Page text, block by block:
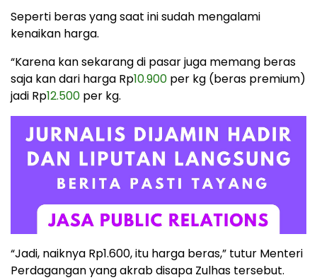
Seperti beras yang saat ini sudah mengalami
kenaikan harga.
“Karena kan sekarang di pasar juga memang beras
saja kan dari harga Rp10.900 per kg (beras premium)
jadi Rp12.500 per kg.
“Jadi, naiknya Rp1.600, itu harga beras,” tutur Menteri
Perdagangan yang akrab disapa Zulhas tersebut.